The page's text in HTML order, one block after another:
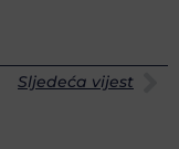
Sljedeća vijest